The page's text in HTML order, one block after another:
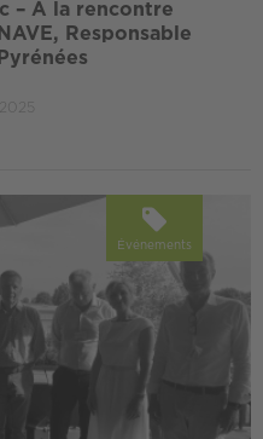
– À la rencontre
Responsable
Événements